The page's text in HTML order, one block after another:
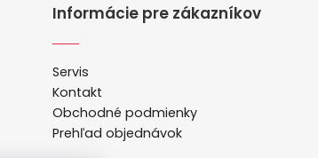
Informácie pre zákazníkov
Servis
Kontakt
Obchodné podmienky
Prehľad objednávok